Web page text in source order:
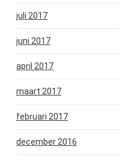
juli 2017
juni 2017
april 2017
maart 2017
februari 2017
december 2016